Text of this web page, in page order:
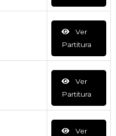
Ver
Partitura
Ver
Partitura
Ver